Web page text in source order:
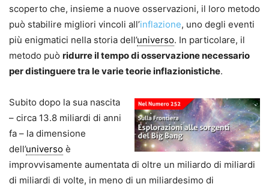
scoperto che, insieme a nuove osservazioni, il loro metodo
può stabilire migliori vincoli all’inflazione, uno degli eventi
più enigmatici nella storia dell’universo. In particolare, il
metodo può ridurre il tempo di osservazione necessario
per distinguere tra le varie teorie inflazionistiche.
Subito dopo la sua nascita
– circa 13.8 miliardi di anni
fa – la dimensione
dell’universo è
improvvisamente aumentata di oltre un miliardo di miliardi
di miliardi di volte, in meno di un miliardesimo di